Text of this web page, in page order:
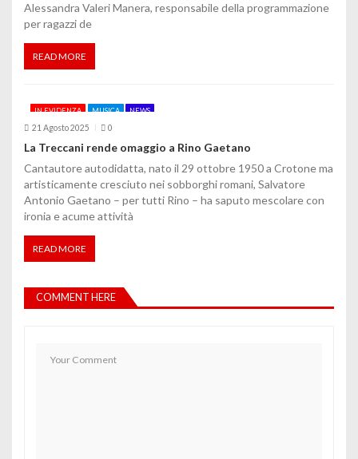
Alessandra Valeri Manera, responsabile della programmazione
per ragazzi de
READ MORE
IN EVIDENZA MUSICA NEWS
21 Agosto 2025 0
La Treccani rende omaggio a Rino Gaetano
Cantautore autodidatta, nato il 29 ottobre 1950 a Crotone ma
artisticamente cresciuto nei sobborghi romani, Salvatore
Antonio Gaetano – per tutti Rino – ha saputo mescolare con
ironia e acume attività
READ MORE
COMMENT HERE